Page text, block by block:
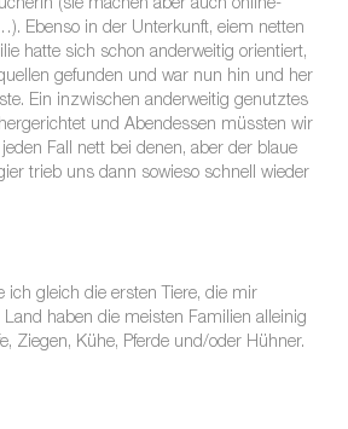
(sie machen aber auch online-
Ebenso in der Unterkunft, eiem netten
hatte sich schon anderweitig orientiert,
gefunden und war nun hin und her
Ein inzwischen anderweitig genutztes
und Abendessen müssten wir
Fall nett bei denen, aber der blaue
trieb uns dann sowieso schnell wieder
ich gleich die ersten Tiere, die mir
Land haben die meisten Familien alleinig
Ziegen, Kühe, Pferde und/oder Hühner.